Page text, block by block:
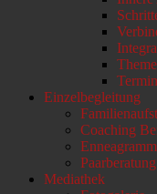
Einzelbegleitung
Coaching
Paarberatung
Mediathek